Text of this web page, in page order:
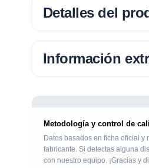
Detalles del
Información
Metodología y control de
Datos basados en ficha oficial y
fabricante. Si detectas alguna
con nuestro equipo. ¡Gracias y